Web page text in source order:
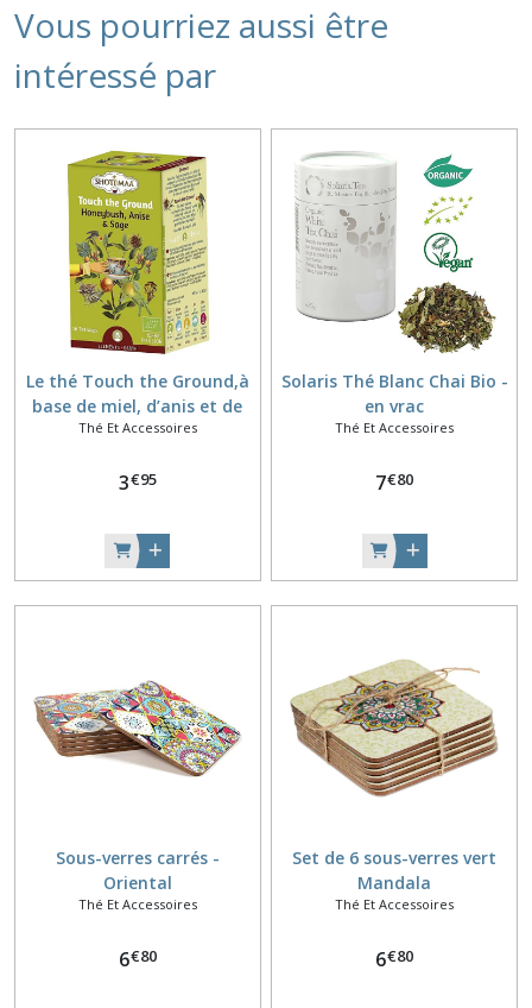
Vous pourriez aussi être
intéressé par
Le thé Touch the Ground,à
base de miel, d’anis et de
sauge
Thé Et Accessoires
3€95
Solaris Thé Blanc Chai Bio -
en vrac
Thé Et Accessoires
7€80
Sous-verres carrés -
Oriental
Thé Et Accessoires
6€80
Set de 6 sous-verres vert
Mandala
Thé Et Accessoires
6€80